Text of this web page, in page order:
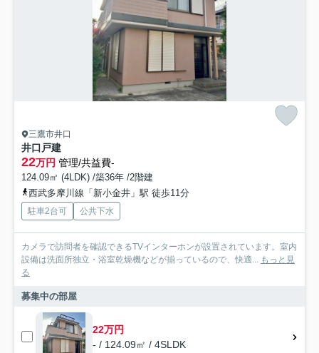
三鷹市井口
井口戸建
22万円 管理/共益費-
124.09㎡ (4LDK) /築36年 /2階建
西武多摩川線「新小金井」駅 徒歩11分
駐車2台可 公共下水
カメラで訪問者を確認できるTVインターホンが設置されています。室内
設備は洗面所独立・浴室乾燥機などが揃っているので、快適... もっと見
る
募集中の部屋
22万円
- / 124.09㎡ / 4SLDK